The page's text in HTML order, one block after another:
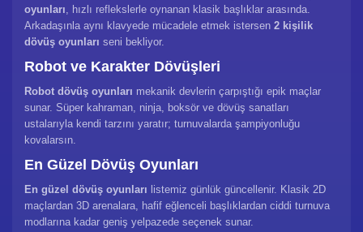
oyunları, hızlı reflekslerle oynanan klasik başlıklar arasında.
Arkadaşınla aynı klavyede mücadele etmek istersen 2 kişilik
dövüş oyunları seni bekliyor.
Robot ve Karakter Dövüşleri
Robot dövüş oyunları mekanik devlerin çarpıştığı epik maçlar
sunar. Süper kahraman, ninja, boksör ve dövüş sanatları
ustalarıyla kendi tarzını yaratır; turnuvalarda şampiyonluğu
kovalarsın.
En Güzel Dövüş Oyunları
En güzel dövüş oyunları listemiz günlük güncellenir. Klasik 2D
maçlardan 3D arenalara, hafif eğlenceli başlıklardan ciddi turnuva
modlarına kadar geniş yelpazede seçenek sunar.